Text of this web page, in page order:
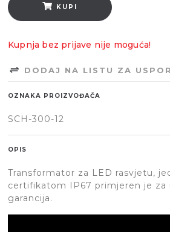
KUPI
Kupnja bez prijave nije moguća!
DODAJ NA LISTU ZA
OZNAKA PROIZVOĐAČA
SCH-300-12
OPIS
Transformator za LED rasvjetu,
certifikatom IP67 primjeren je za
garancija.